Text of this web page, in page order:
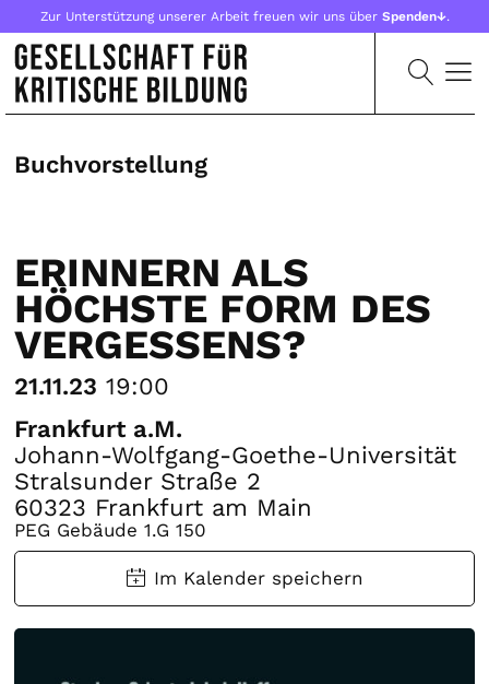
Zur Unterstützung unserer Arbeit freuen wir uns über Spenden↓.
Buchvorstellung
ERINNERN ALS
HÖCHSTE FORM DES
VERGESSENS?
21.11.23 19:00
Frankfurt a.M.
Johann-Wolfgang-Goethe-Universität
Stralsunder Straße 2
60323 Frankfurt am Main
PEG Gebäude 1.G 150